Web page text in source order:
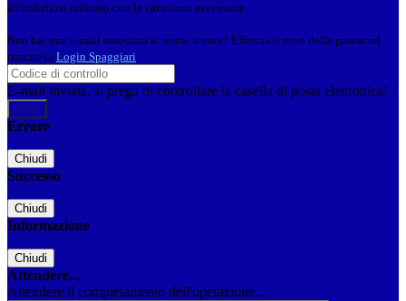
all'indirizzo indicato con le istruzioni necessarie.
Non hai una e-mail associata al nome utente? Effettua il reset della password
tramite la Login Spaggiari
E-mail inviata, si prega di controllare la casella di posta elettronica!
Errore
Chiudi
Successo
Chiudi
Informazione
Chiudi
Attendere...
Attendere il completamento dell'operazione...